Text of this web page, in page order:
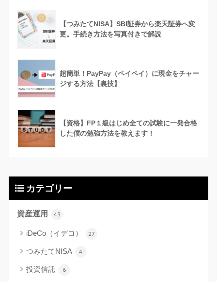
【つみたてNISA】SBI証券から楽天証券へ変
更。手続き方法を写真付きで解説
超簡単！PayPay（ペイペイ）に現金をチャー
ジする方法【裏技】
【資格】FP１級はじめ全ての試験に一発合格
した僕の勉強方法を教えます！
カテゴリー
資産運用 43
iDeCo（イデコ） 27
つみたてNISA 4
投資信託 6